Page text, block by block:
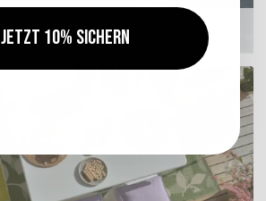
Outdoor Kissen
Jetzt 10% sichern